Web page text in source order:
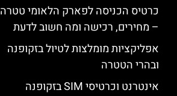
כרטיס הכניסה לפארק הלאומי טטרה
– מחירים, רכישה ומה חשוב לדעת
אפליקציות מומלצות לטיול בזקופנה
ובהרי הטטרה
אינטרנט וכרטיסי SIM בזקופנה